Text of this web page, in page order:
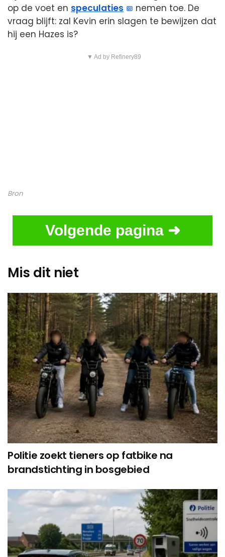
op de voet en speculaties
nemen toe. De
vraag blijft: zal Kevin erin slagen te bewijzen dat
hij een Hazes is?
▼ Ad by Refinery89
Bron
Volgende pagina ➜
Mis dit niet
Politie zoekt tieners op fatbike na
brandstichting in bosgebied